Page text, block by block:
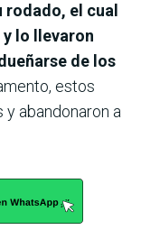
el cual
lo llevaron
de los
estos
abandonaron a